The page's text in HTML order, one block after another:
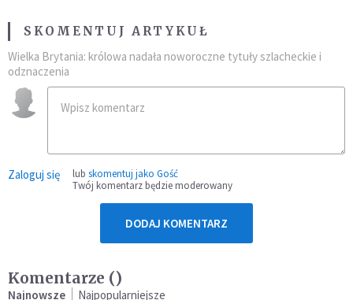
SKOMENTUJ ARTYKUŁ
Wielka Brytania: królowa nadała noworoczne tytuły szlacheckie i
odznaczenia
Zaloguj się lub skomentuj jako Gość
Twój komentarz będzie moderowany
DODAJ KOMENTARZ
Komentarze ()
Najnowsze Najpopularniejsze